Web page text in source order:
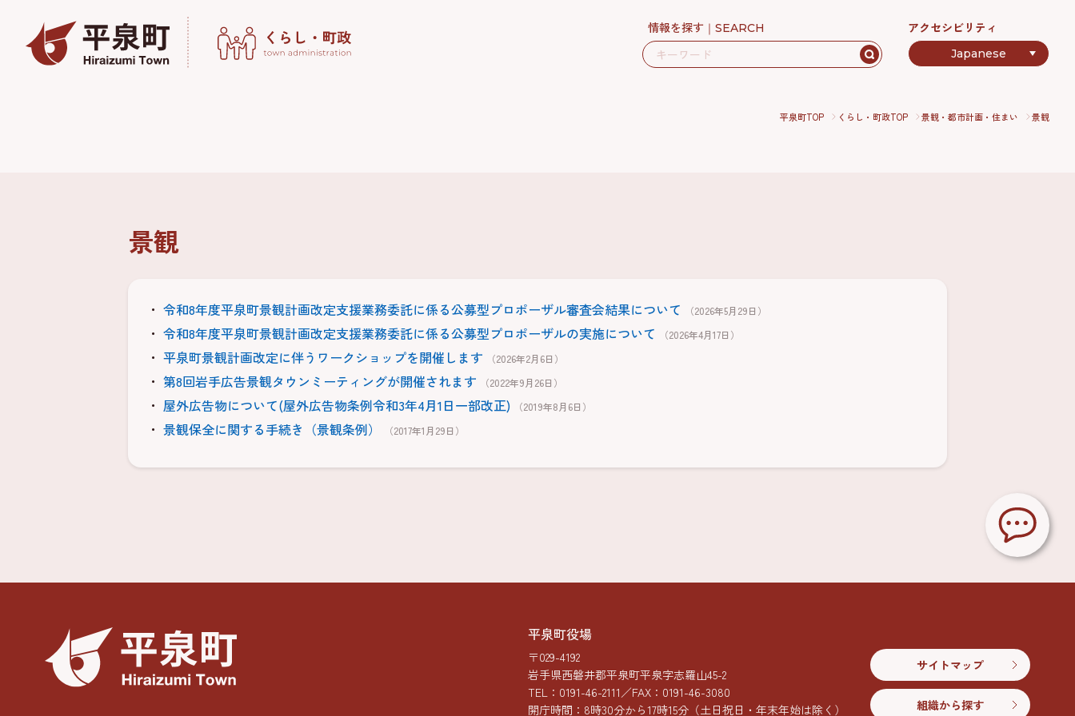
情報を探す SEARCH アクセシビリティ
平泉町TOP くらし・町政TOP 景観・都市計画・住まい 景観
景観
令和8年度平泉町景観計画改定支援業務委託に係る公募型プロポーザル審査会結果について （2026年5月29日）
令和8年度平泉町景観計画改定支援業務委託に係る公募型プロポーザルの実施について （2026年4月17日）
平泉町景観計画改定に伴うワークショップを開催します （2026年2月6日）
第8回岩手広告景観タウンミーティングが開催されます （2022年9月26日）
屋外広告物について(屋外広告物条例令和3年4月1日一部改正) （2019年8月6日）
景観保全に関する手続き（景観条例） （2017年1月29日）
平泉町役場
〒029-4192
岩手県西磐井郡平泉町平泉字志羅山45-2
TEL： 0191-46-2111／FAX：0191-46-3080
開庁時間：8時30分から17時15分 （土日祝日・年末年始は除く）
サイトマップ
組織から探す